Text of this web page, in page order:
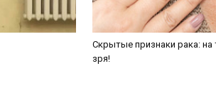
Скрытые признаки рака: на
зря!